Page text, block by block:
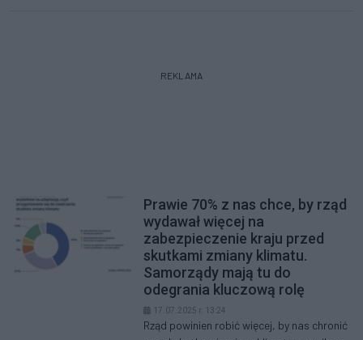
REKLAMA
Prawie 70% z nas chce, by rząd
wydawał więcej na
zabezpieczenie kraju przed
skutkami zmiany klimatu.
Samorządy mają tu do
odegrania kluczową rolę
17.07.2025 r. 13:24
Rząd powinien robić więcej, by nas chronić